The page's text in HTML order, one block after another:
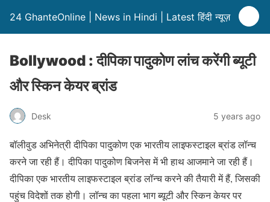
24 GhanteOnline | News in Hindi | Latest हिंदी न्यूज़
Bollywood : दीपिका पादुकोण लांच करेंगी ब्यूटी
और स्किन केयर ब्रांड
Desk 5 years ago
बॉलीवुड अभिनेत्री दीपिका पादुकोण एक भारतीय लाइफस्टाइल ब्रांड लॉन्च
करने जा रही हैं। दीपिका पादुकोण बिजनेस में भी हाथ आजमाने जा रही हैं।
दीपिका एक भारतीय लाइफस्टाइल ब्रांड लॉन्च करने की तैयारी में हैं, जिसकी
पहुंच विदेशों तक होगी। लॉन्च का पहला भाग ब्यूटी और स्किन केयर पर